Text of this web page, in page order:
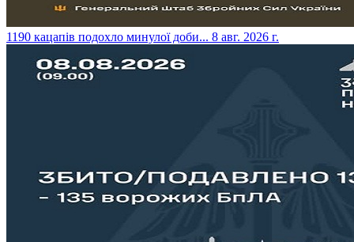
​1190 кацапів подохло минулої доби... 8 авг. 2026 г.